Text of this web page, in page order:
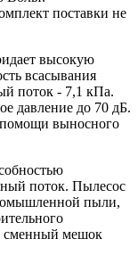
поставки не
высокую
всасывания
поток - 7,1 кПа.
давление до 70 дБ.
выносного
поток. Пылесос
пыли,
сменный мешок